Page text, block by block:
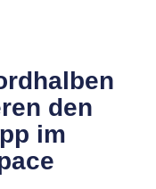
den
im